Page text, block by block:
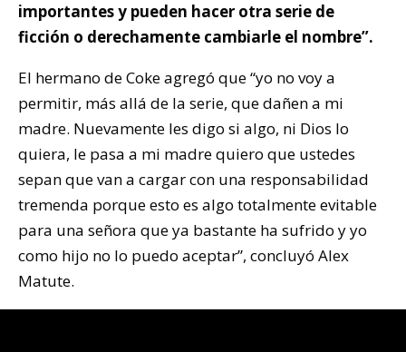
importantes y pueden hacer otra serie de
ficción o derechamente cambiarle el nombre”.
El hermano de Coke agregó que “yo no voy a
permitir, más allá de la serie, que dañen a mi
madre. Nuevamente les digo si algo, ni Dios lo
quiera, le pasa a mi madre quiero que ustedes
sepan que van a cargar con una responsabilidad
tremenda porque esto es algo totalmente evitable
para una señora que ya bastante ha sufrido y yo
como hijo no lo puedo aceptar”, concluyó Alex
Matute.